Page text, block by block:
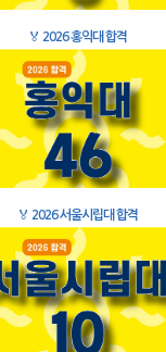
🏅 2026 홍익대 합격
🏅 2026 서울시립대 합격